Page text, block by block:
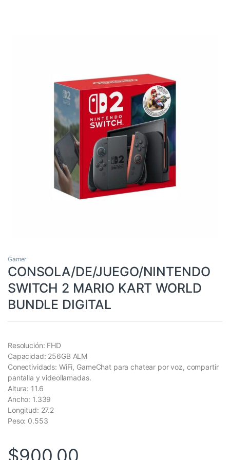
Gamer
CONSOLA/DE/JUEGO/NINTENDO
SWITCH 2 MARIO KART WORLD
BUNDLE DIGITAL
Resolución: FHD
Capacidad: 256GB ALM
Conectividads: WiFi, GameChat para chatear por voz, compartir
pantalla y videollamadas.
Altura: 11.6
Ancho: 1.339
Longitud: 27.2
Peso: 0.553
$900,00